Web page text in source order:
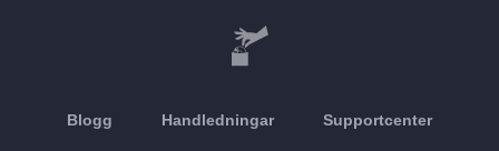
Blogg Handledningar Supportcenter